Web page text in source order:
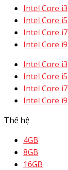
Intel Core i3
Intel Core i5
Intel Core i7
Intel Core i9
Intel Core i3
Intel Core i5
Intel Core i7
Intel Core i9
Thế hệ
4GB
8GB
16GB